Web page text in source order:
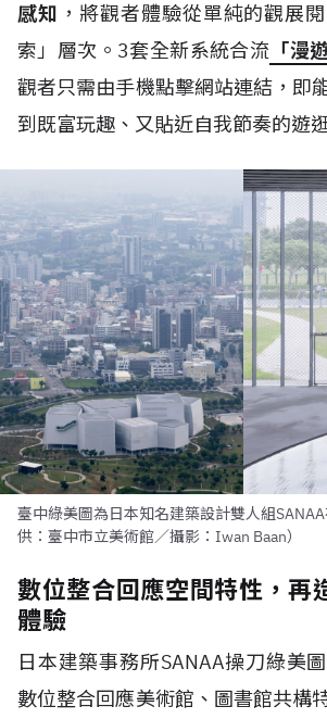
感知 ，將觀者體驗從單純的觀展
索」層次。3套全新系統合流 「漫
觀者只需由手機點擊網站連結，即
到既富玩趣、又貼近自我節奏的遊
臺中綠美圖為日本知名建築設計雙人組
供：臺中市立美術館／攝影：Iwan Baan）
數位整合回應空間特性，再
體驗
日本建築事務所SANAA操刀綠美
數位整合回應美術館、圖書館共構